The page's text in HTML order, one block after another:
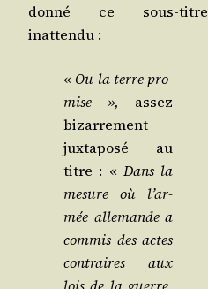
don­né ce sous-titre
inattendu :
« Ou la terre pro­
mise », assez
bizar­re­ment
jux­ta­po­sé au
titre : « Dans la
mesure où l’ar­
mée alle­mande a
com­mis des actes
contraires aux